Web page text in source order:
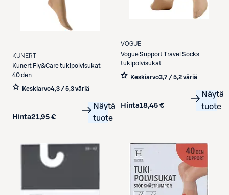
KUNERT
Kunert Fly&Care tukipolvisukat
40 den
Keskiarvo4,3 / 5,3 väriä
Hinta21,95 €
Näytä
tuote
VOGUE
VogueSupport Travel Socks
tukipolvisukat
Keskiarvo3,7 / 5,2 väriä
Hinta18,45 €
Näytä
tuote